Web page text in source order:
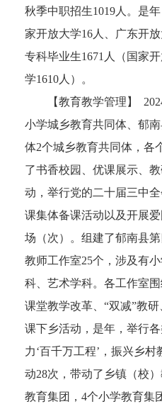
秋季中职招生1019人。是
家开放大学16人、广东开
专科毕业生1671人（国家
学1610人）。
【教育教学管理】 2024
小学城乡教育共同体、郁
体2个城乡教育共同体，各
了书香校园、优课展示、
动，举行党的二十届三中
课集体备课活动以及开展
场（次）。组建了郁南县
教师工作室25个，涉及有
科、艺术学科。各工作室
课堂教学改革、“双减”教
课下乡活动，是年，举行
力‘百千万工程’，振兴乡
动28次，带动了乡镇（校
教育集团，4个小学教育集